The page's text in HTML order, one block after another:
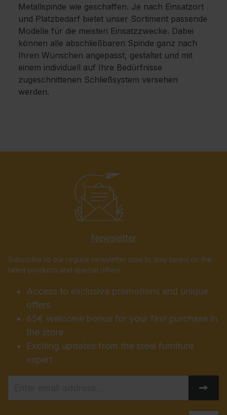
Metallspinde wie geschaffen. Je nach Einsatzort
und Platzbedarf bietet unser Sortiment passende
Modelle für die meisten Einsatzzwecke. Dabei
können alle abschließbaren Spinde ganz nach
Ihren Wünschen angepasst, gestaltet und mit
einem individuell auf Ihre Bedürfnisse
zugeschnittenen Schließsystem versehen
werden.
Newsletter
Subscribe to our regular newsletter now to stay tuned on the
latest products and special offers.
Access to exclusive promotions and unique
offers
65€ welcome bonus for your first purchase in
the store
Exciting updates from the steel furniture
expert